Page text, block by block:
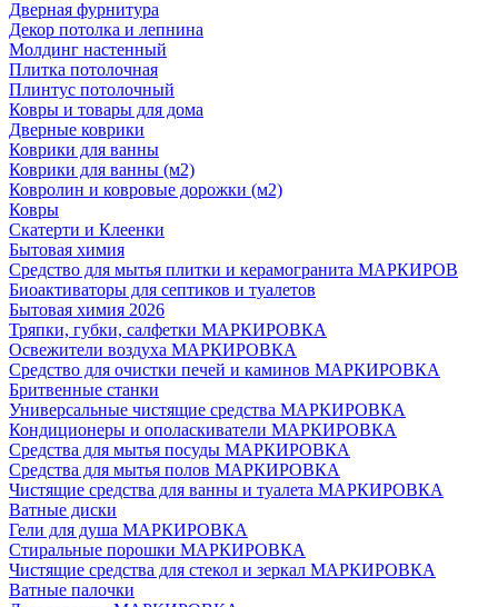
Дверная фурнитура
Декор потолка и лепнина
Молдинг настенный
Плитка потолочная
Плинтус потолочный
Ковры и товары для дома
Дверные коврики
Коврики для ванны
Коврики для ванны (м2)
Ковролин и ковровые дорожки (м2)
Ковры
Скатерти и Клеенки
Бытовая химия
Средство для мытья плитки и керамогранита МАРКИРОВ
Биоактиваторы для септиков и туалетов
Бытовая химия 2026
Тряпки, губки, салфетки МАРКИРОВКА
Освежители воздуха МАРКИРОВКА
Средство для очистки печей и каминов МАРКИРОВКА
Бритвенные станки
Универсальные чистящие средства МАРКИРОВКА
Кондиционеры и ополаскиватели МАРКИРОВКА
Средства для мытья посуды МАРКИРОВКА
Средства для мытья полов МАРКИРОВКА
Чистящие средства для ванны и туалета МАРКИРОВКА
Ватные диски
Гели для душа МАРКИРОВКА
Стиральные порошки МАРКИРОВКА
Чистящие средства для стекол и зеркал МАРКИРОВКА
Ватные палочки